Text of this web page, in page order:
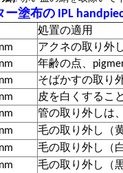
ー塗布の IPL
処置の適用
アクネの取り外
年齢の点、
そばかすの取り
皮を白くするこ
管の取り外しは
毛の取り外し（
毛の取り外し（
毛の取り外し（